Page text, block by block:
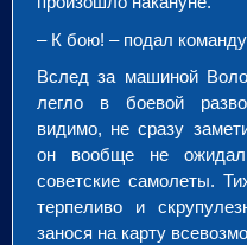
– К бою! – подал
Вслед за машиной
легло в боевой
видимо, не сразу
он вообще не
советские самолеты.
терпеливо и
занося на карту